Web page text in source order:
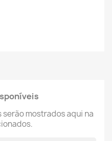
mostrados aqui na